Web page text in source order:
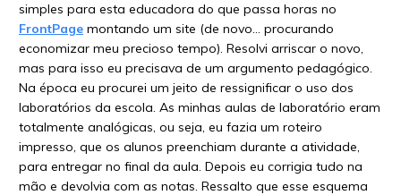
simples para esta educadora do que passa horas no
FrontPage montando um site (de novo… procurando
economizar meu precioso tempo). Resolvi arriscar o novo,
mas para isso eu precisava de um argumento pedagógico.
Na época eu procurei um jeito de ressignificar o uso dos
laboratórios da escola. As minhas aulas de laboratório eram
totalmente analógicas, ou seja, eu fazia um roteiro
impresso, que os alunos preenchiam durante a atividade,
para entregar no final da aula. Depois eu corrigia tudo na
mão e devolvia com as notas. Ressalto que esse esquema